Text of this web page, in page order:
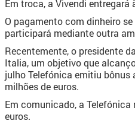
Em troca, a Vivendi
O pagamento com dinheiro
participará mediante outra
Recentemente, o presidente
Italia, um objetivo que
julho Telefónica emitiu bônus
milhões de euros.
Em comunicado, a Telefónica
euros.